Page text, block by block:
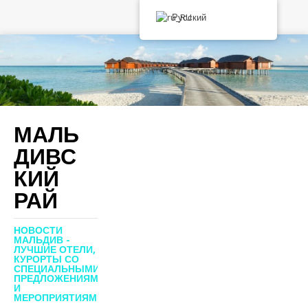
МАЛЬ
ДИВС
КИЙ
РАЙ
НОВОСТИ
МАЛЬДИВ -
ЛУЧШИЕ ОТЕЛИ,
КУРОРТЫ СО
СПЕЦИАЛЬНЫМИ
ПРЕДЛОЖЕНИЯМИ
И
МЕРОПРИЯТИЯМИ
Русский